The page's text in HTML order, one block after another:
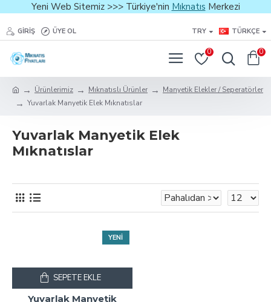
Yeni Web Sitemiz >>> Türkiye'nin Mıknatıs Merkezi
GIRIŞ ÜYE OL TRY TÜRKÇE
0 0
Ürünlerimiz Mıknatıslı Ürünler
Manyetik Elekler / Seperatörler
Yuvarlak Manyetik Elek Mıknatıslar
Yuvarlak Manyetik Elek
Mıknatıslar
YENI
Yuvarlak Manyetik
SEPETE EKLE